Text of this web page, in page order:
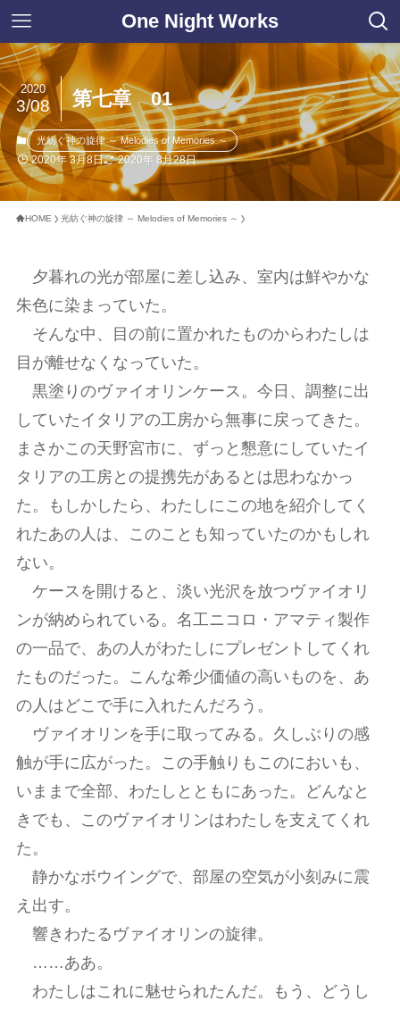
One Night Works
第七章 01
2020
3/08
光紡ぐ神の旋律 ～ Melodies of Memories ～
2020年 3月8日 2020年 8月28日
HOME 光紡ぐ神の旋律 ～ Melodies of Memories ～
夕暮れの光が部屋に差し込み、室内は鮮やかな
朱色に染まっていた。
そんな中、目の前に置かれたものからわたしは
目が離せなくなっていた。
黒塗りのヴァイオリンケース。今日、調整に出
していたイタリアの工房から無事に戻ってきた。
まさかこの天野宮市に、ずっと懇意にしていたイ
タリアの工房との提携先があるとは思わなかっ
た。もしかしたら、わたしにこの地を紹介してく
れたあの人は、このことも知っていたのかもしれ
ない。
ケースを開けると、淡い光沢を放つヴァイオリ
ンが納められている。名工ニコロ・アマティ製作
の一品で、あの人がわたしにプレゼントしてくれ
たものだった。こんな希少価値の高いものを、あ
の人はどこで手に入れたんだろう。
ヴァイオリンを手に取ってみる。久しぶりの感
触が手に広がった。この手触りもこのにおいも、
いままで全部、わたしとともにあった。どんなと
きでも、このヴァイオリンはわたしを支えてくれ
た。
静かなボウイングで、部屋の空気が小刻みに震
え出す。
響きわたるヴァイオリンの旋律。
……ああ。
わたしはこれに魅せられたんだ。もう、どうし